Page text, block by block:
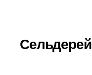
Сельдерей